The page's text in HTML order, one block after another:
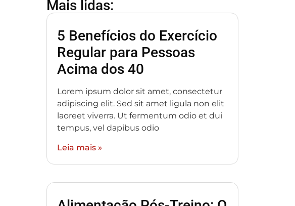
Mais lidas:
5 Benefícios do Exercício
Regular para Pessoas
Acima dos 40
Lorem ipsum dolor sit amet, consectetur
adipiscing elit. Sed sit amet ligula non elit
laoreet viverra. Ut fermentum odio et dui
tempus, vel dapibus odio
Leia mais »